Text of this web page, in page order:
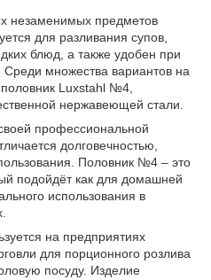
незаменимых предметов
для разливания супов,
блюд, а также удобен при
Среди множества вариантов на
Luxstahl №4,
нержавеющей стали.
профессиональной
долговечностью,
Половник №4 – это
подойдёт как для домашней
использования в
на предприятиях
для порционного розлива
посуду. Изделие